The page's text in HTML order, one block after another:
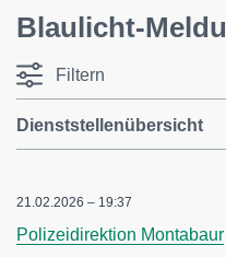
Blaulicht-
Filtern
Dienststellenübersicht
21.02.2026 – 19:37
Polizeidirektion Montabaur